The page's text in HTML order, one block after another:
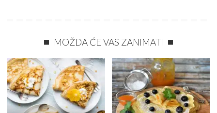
MOŽDA ĆE VAS ZANIMATI